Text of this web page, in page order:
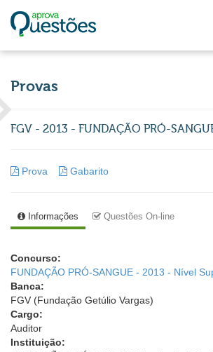
Provas
FGV - 2013 - FUNDAÇÃO PRÓ-
Prova Gabarito
Informações Questões On-line
Concurso:
FUNDAÇÃO PRÓ-SANGUE - 2013 - Nível
Banca:
FGV (Fundação Getúlio Vargas)
Cargo:
Auditor
Instituição: